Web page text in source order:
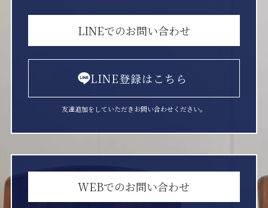
LINEでのお問い合わせ
LINE登録はこちら
友達追加をしていただきお問い合わせください。
WEBでのお問い合わせ